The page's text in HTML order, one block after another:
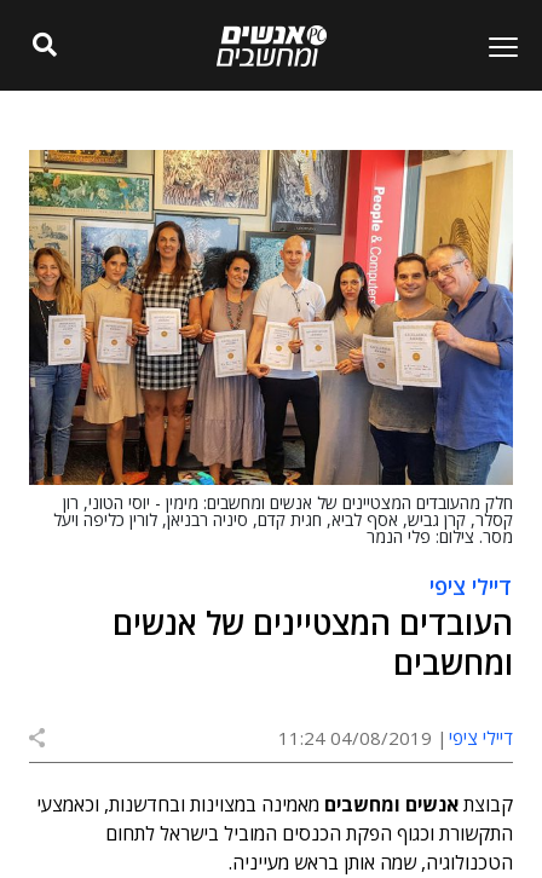
חלק מהעובדים המצטיינים של אנשים ומחשבים: מימין - יוסי הטוני, רון
קסלר, קרן גביש, אסף לביא, חגית קדם, סיניה רבניאן, לורין כליפה ויעל
מסר. צילום: פלי הנמר
דיילי ציפי
העובדים המצטיינים של אנשים
ומחשבים
דיילי ציפי 04/08/2019 11:24
קבוצתאנשים ומחשבים מאמינה במצוינות ובחדשנות, וכאמצעי
התקשורת וכגוף הפקת הכנסים המוביל בישראל לתחום
הטכנולוגיה, שמה אותן בראש מעייניה.